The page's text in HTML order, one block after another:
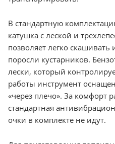
В стандартную
катушка с леской и
позволяет легко
поросли кустарников.
лески, который
работы инструмент
«через плечо». За комфорт
стандартная
очки в комплекте не идут.